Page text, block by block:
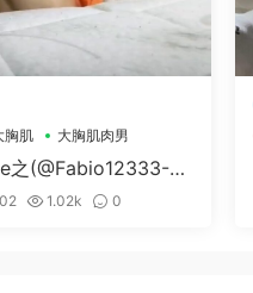
胸肌 大胸肌肉男
之(@Fabio12333-@
1.02k 0